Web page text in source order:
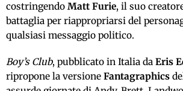
costringendo Matt Furie, il suo
battaglia per riappropriarsi del
qualsiasi messaggio politico.
Boy’s Club, pubblicato in Italia da Eris
ripropone la versione Fantagraphics